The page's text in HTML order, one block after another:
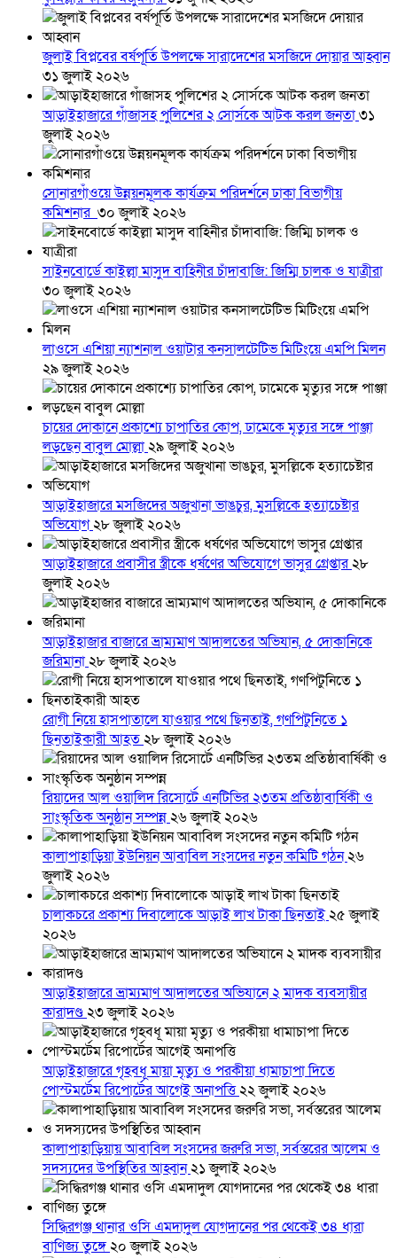
জুলাই বিপ্লবের বর্ষপূর্তি উপলক্ষে সারাদেশের মসজিদে দোয়ার আহ্বান
৩১ জুলাই ২০২৬
আড়াইহাজারে গাঁজাসহ পুলিশের ২ সোর্সকে আটক করল জনতা৩১
জুলাই ২০২৬
সোনারগাঁওয়ে উন্নয়নমূলক কার্যক্রম পরিদর্শনে ঢাকা বিভাগীয়
কমিশনার ৩০ জুলাই ২০২৬
সাইনবোর্ডে কাইল্লা মাসুদ বাহিনীর চাঁদাবাজি: জিম্মি চালক ও যাত্রীরা
৩০ জুলাই ২০২৬
লাওসে এশিয়া ন্যাশনাল ওয়াটার কনসালটেটিভ মিটিংয়ে এমপি মিলন
২৯ জুলাই ২০২৬
চায়ের দোকানে প্রকাশ্যে চাপাতির কোপ, ঢামেকে মৃত্যুর সঙ্গে পাঞ্জা
লড়ছেন বাবুল মোল্লা২৯ জুলাই ২০২৬
আড়াইহাজারে মস‌জি‌দের অজুখানা ভাঙচুর, মুসল্লিকে হত্যাচেষ্টার
অভিযোগ২৮ জুলাই ২০২৬
আড়াইহাজারে প্রবাসীর স্ত্রীকে ধর্ষণের অভিযোগে ভাসুর গ্রেপ্তার২৮
জুলাই ২০২৬
আড়াইহাজার বাজারে ভ্রাম্যমাণ আদালতের অভিযান, ৫ দোকানিকে
জরিমানা২৮ জুলাই ২০২৬
রোগী নিয়ে হাসপাতালে যাওয়ার পথে ছিনতাই, গণপিটুনিতে ১
ছিনতাইকারী আহত২৮ জুলাই ২০২৬
রিয়াদের আল ওয়ালিদ রিসোর্টে এনটিভির ২৩তম প্রতিষ্ঠাবার্ষিকী ও
সাংস্কৃতিক অনুষ্ঠান সম্পন্ন২৬ জুলাই ২০২৬
কালাপাহাড়িয়া ইউনিয়ন আবাবিল সংসদের নতুন কমিটি গঠন২৬
জুলাই ২০২৬
চালাকচরে প্রকাশ্য দিবালোকে আড়াই লাখ টাকা ছিনতাই২৫ জুলাই
২০২৬
আড়াইহাজারে ভ্রাম্যমাণ আদালতের অভিযানে ২ মাদক ব্যবসায়ীর
কারাদণ্ড২৩ জুলাই ২০২৬
আড়াইহাজারে গৃহবধূ মায়া মৃত্যু ও পরকীয়া ধামাচাপা দিতে
পোস্টমর্টেম রিপোর্টের আগেই অনাপত্তি২২ জুলাই ২০২৬
কালাপাহাড়িয়ায় আবাবিল সংসদের জরুরি সভা, সর্বস্তরের আলেম ও
সদস্যদের উপস্থিতির আহ্বান২১ জুলাই ২০২৬
সিদ্ধিরগঞ্জ থানার ওসি এমদাদুল যোগদানের পর থেকেই ৩৪ ধারা
বাণিজ্য তুঙ্গে২০ জুলাই ২০২৬